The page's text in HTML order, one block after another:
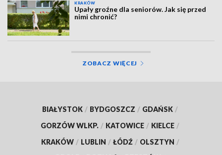
KRAKÓW
Upały groźne dla seniorów. Jak się przed
nimi chronić?
ZOBACZ WIĘCEJ
BIAŁYSTOK / BYDGOSZCZ / GDAŃSK /
GORZÓW WLKP. / KATOWICE / KIELCE /
KRAKÓW / LUBLIN / ŁÓDŹ / OLSZTYN /